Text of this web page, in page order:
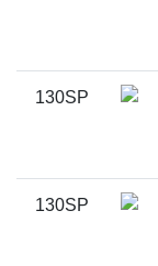
130SP
130SP